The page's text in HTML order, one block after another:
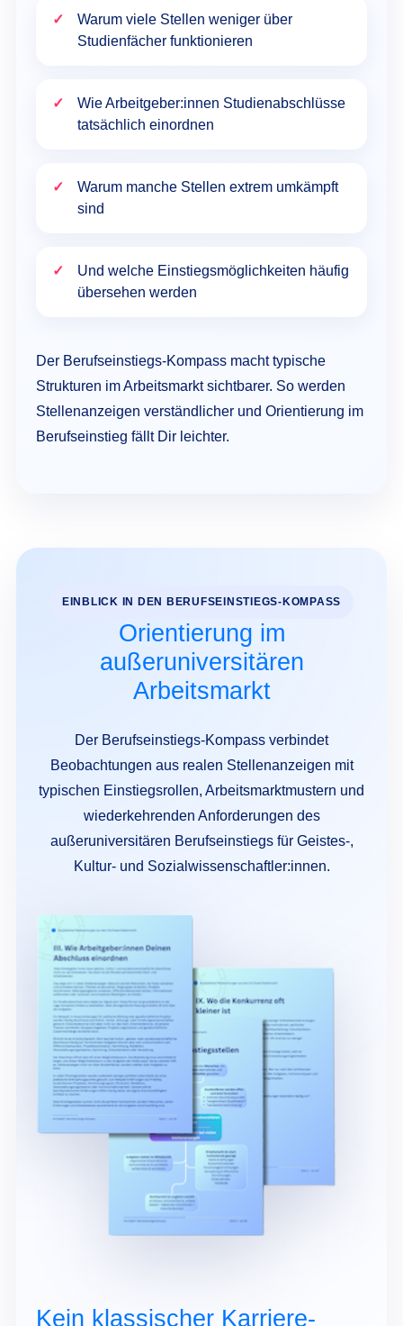
Warum viele Stellen weniger über
Studienfächer funktionieren
Wie Arbeitgeber:innen Studienabschlüsse
tatsächlich einordnen
Warum manche Stellen extrem umkämpft
sind
Und welche Einstiegsmöglichkeiten häufig
übersehen werden
Der Berufseinstiegs-Kompass macht typische
Strukturen im Arbeitsmarkt sichtbarer. So werden
Stellenanzeigen verständlicher und Orientierung im
Berufseinstieg fällt Dir leichter.
EINBLICK IN DEN BERUFSEINSTIEGS-KOMPASS
Orientierung im
außeruniversitären
Arbeitsmarkt
Der Berufseinstiegs-Kompass verbindet
Beobachtungen aus realen Stellenanzeigen mit
typischen Einstiegsrollen, Arbeitsmarktmustern und
wiederkehrenden Anforderungen des
außeruniversitären Berufseinstiegs für Geistes-,
Kultur- und Sozialwissenschaftler:innen.
Kein klassischer Karriere-